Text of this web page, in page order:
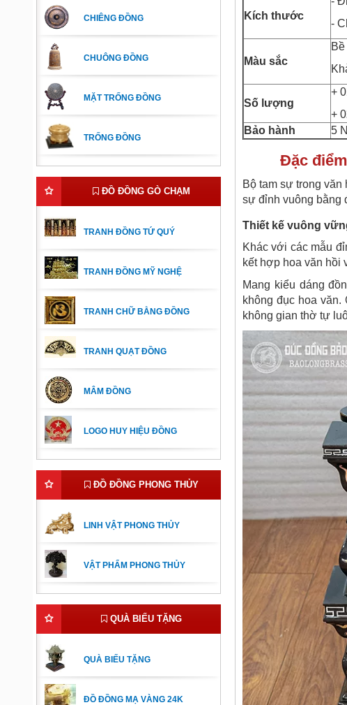
CHIÊNG ĐỒNG
CHUÔNG ĐỒNG
MẶT TRỐNG ĐỒNG
TRỐNG ĐỒNG
ĐỒ ĐỒNG GÒ CHẠM
TRANH ĐỒNG TỨ QUÝ
TRANH ĐỒNG MỸ NGHỆ
TRANH CHỮ BẰNG ĐỒNG
TRANH QUẠT ĐỒNG
MÂM ĐỒNG
LOGO HUY HIỆU ĐỒNG
ĐỒ ĐỒNG PHONG THỦY
LINH VẬT PHONG THỦY
VẬT PHẨM PHONG THỦY
QUÀ BIẾU TẶNG
QUÀ BIẾU TẶNG
ĐỒ ĐỒNG MẠ VÀNG 24K
Kích thước
-
Màu sắc
Số lượng
+
+
Bảo hành
5
Đặc
Bộ tam sự trong
sự đỉnh vuông bằng
Thiết kế vuông
Khác với các mẫu
kết hợp hoa văn hồi
Mang kiểu dáng
không đục hoa
không gian thờ tự